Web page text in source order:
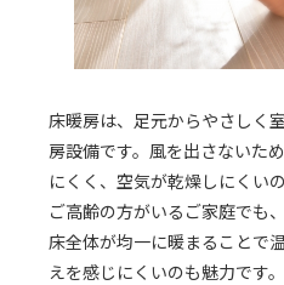
床暖房は、足元からやさしく
房設備です。風を出さないた
にくく、空気が乾燥しにくい
ご高齢の方がいるご家庭でも
床全体が均一に暖まることで
えを感じにくいのも魅力です